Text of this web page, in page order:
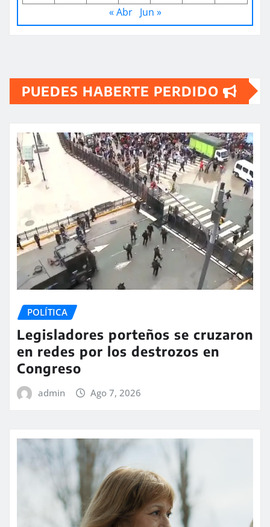
« Abr
Jun »
PUEDES HABERTE PERDIDO
POLÍTICA
Legisladores porteños se cruzaron
en redes por los destrozos en
Congreso
admin Ago 7, 2026